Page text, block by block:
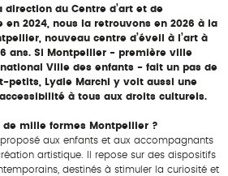
direction du Centre d’art et de
en 2024, nous la retrouvons en 2026 à la
nouveau centre d’éveil à l’art à
ans. Si Montpellier - première ville
Ville des enfants - fait un pas de
petits, Lydie Marchi y voit aussi une
à tous aux droits culturels.
mille formes Montpellier ?
aux enfants et aux accompagnants
artistique. Il repose sur des dispositifs
destinés à stimuler la curiosité et